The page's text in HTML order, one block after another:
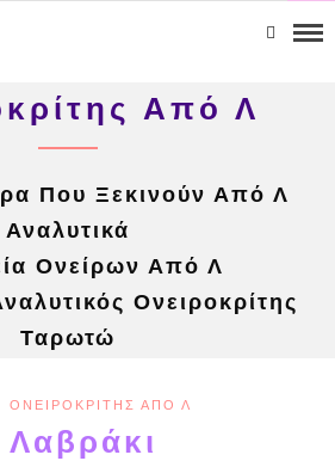
Από Λ
Που Ξεκινούν Από Λ
Αναλυτικά
Ονείρων Από Λ
Ονειροκρίτης
Ταρωτώ
ΟΝΕΙΡΟΚΡΊΤΗΣ ΑΠΌ Λ
Λαβράκι